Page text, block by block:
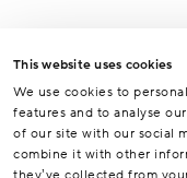
This website uses cookies
We use cookies to
features and to analyse
of our site with our social
combine it with other